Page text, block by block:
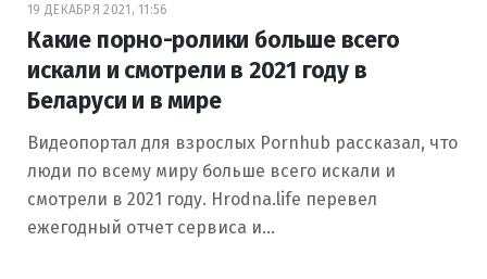
19 ДЕКАБРЯ 2021, 11:56
Какие порно-ролики больше всего
искали и смотрели в 2021 году в
Беларуси и в мире
Видеопортал для взрослых Pornhub рассказал, что
люди по всему миру больше всего искали и
смотрели в 2021 году. Hrodna.life перевел
ежегодный отчет сервиса и…